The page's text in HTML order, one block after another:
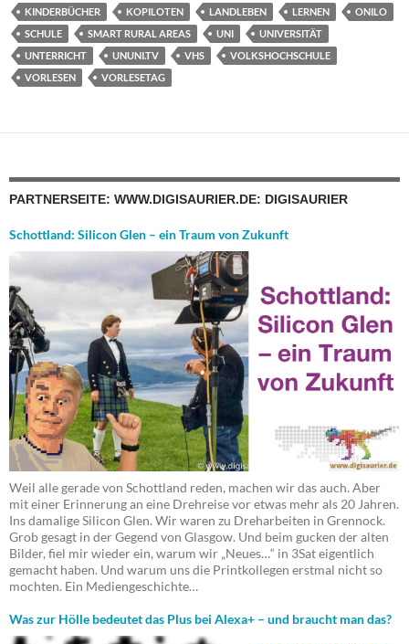
KINDERBÜCHER KOPILOTEN LANDLEBEN LERNEN
ONILO
SCHULE
SMART RURAL AREAS UNI
UNIVERSITÄT
UNTERRICHT
UNUNI.TV VHS
VOLKSHOCHSCHULE
VORLESEN
VORLESETAG
PARTNERSEITE: WWW.DIGISAURIER.DE: DIGISAURIER
Schottland: Silicon Glen – ein Traum von Zukunft
Weil alle gerade von Schottland reden, machen wir das auch. Aber
mit einer Erinnerung an eine Drehreise vor etwas mehr als 20 Jahren.
Ins damalige Silicon Glen. Wir waren zu Dreharbeiten in Grennock.
Grob gesagt in der Gegend von Glasgow. Und beim gucken der alten
Bilder, fiel mir wieder ein, warum wir „Neues…“ in 3Sat eigentlich
gemacht haben. Und warum uns die Printkollegen erstmal nicht so
mochten. Ein Mediengeschichte…
Was zur Hölle bedeutet das Plus bei Alexa+ – und braucht man das?